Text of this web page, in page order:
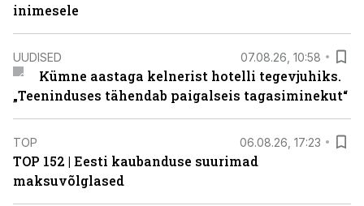
inimesele
UUDISED 07.08.26, 10:58
Kümne aastaga kelnerist hotelli tegevjuhiks.
„Teeninduses tähendab paigalseis tagasiminekut“
TOP 06.08.26, 17:23
TOP 152 | Eesti kaubanduse suurimad
maksuvõlglased